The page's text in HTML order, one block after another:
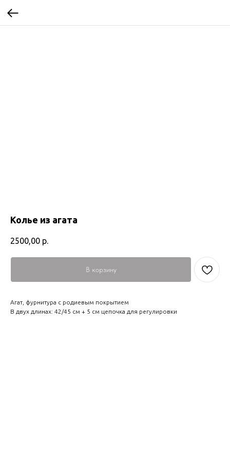
Колье из агата
2500,00 р.
В корзину
Агат, фурнитура с родиевым покрытием
В двух длинах: 42/45 см + 5 см цепочка для регулировки